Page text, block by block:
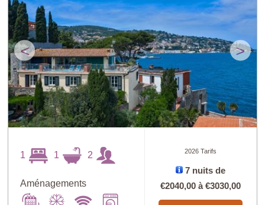
< >
1 1 2
Aménagements
2026 Tarifs
7 nuits de
€2040,00 à€3030,00